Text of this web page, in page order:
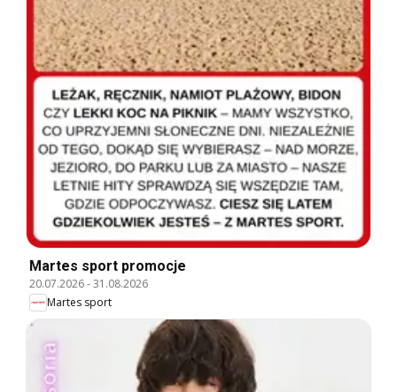
Martes sport promocje
20.07.2026-31.08.2026
Martes sport